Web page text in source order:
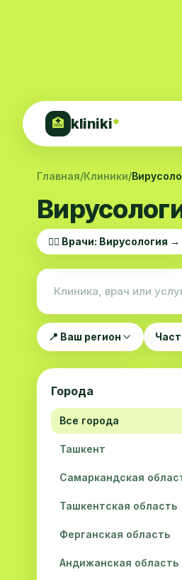
🏥 kliniki*
Главная/Клиники/
👨‍⚕️ Врачи: Вирусология →
📍 Ваш регион
Города
Все города
Ташкент
Самаркандская
Ташкентская область
Ферганская область
Андижанская область